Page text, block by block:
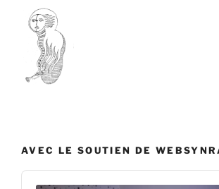
AVEC LE SOUTIEN DE
Audio